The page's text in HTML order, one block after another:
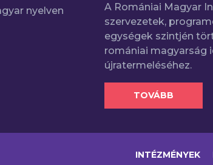
nyelven
A Romániai Magyar
szervezetek,
egységek szintjén
romániai magyarság
újratermeléséhez.
TOVÁBB
INTÉZMÉNYEK